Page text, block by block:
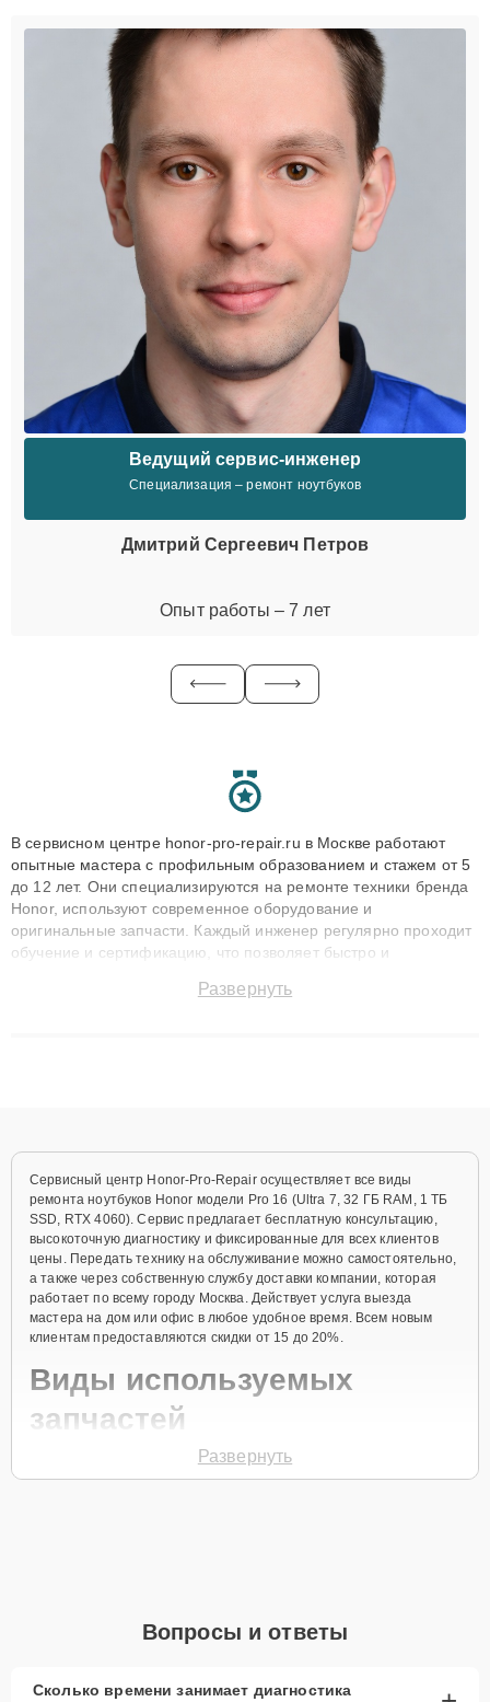
Ведущий сервис-инженер
Специализация – ремонт ноутбуков
Дмитрий Сергеевич Петров
Опыт работы – 7 лет
В сервисном центре honor-pro-repair.ru в Москве работают
опытные мастера с профильным образованием и стажем от 5
до 12 лет. Они специализируются на ремонте техники бренда
Honor, используют современное оборудование и
оригинальные запчасти. Каждый инженер регулярно проходит
обучение и сертификацию, что позволяет быстро и
сохранением гарантии до 3 лет. Наши мастера решают
Развернуть
Сервисный центр Honor-Pro-Repair осуществляет все виды
ремонта ноутбуков Honor модели Pro 16 (Ultra 7, 32 ГБ RAM, 1 ТБ
SSD, RTX 4060). Сервис предлагает бесплатную консультацию,
высокоточную диагностику и фиксированные для всех клиентов
цены. Передать технику на обслуживание можно самостоятельно,
а также через собственную службу доставки компании, которая
работает по всему городу Москва. Действует услуга выезда
мастера на дом или офис в любое удобное время. Всем новым
клиентам предоставляются скидки от 15 до 20%.
Виды используемых
запчастей
Для ремонта ноутбука модели Pro 16 (Ultra 7, 32 ГБ RAM, 1 ТБ
активное использование устройства дольше
Развернуть
Вопросы и ответы
Сколько времени занимает диагностика